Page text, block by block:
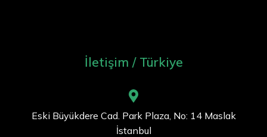
İletişim / Türkiye
Eski Büyükdere Cad. Park Plaza, No: 14 Maslak
İstanbul